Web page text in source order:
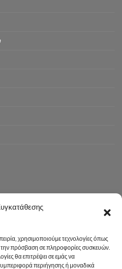
χρησιμοποιούμε τεχνολογίες όπως
πρόσβαση σε πληροφορίες συσκευών.
θα επιτρέψει σε εμάς να
περιήγησης ή μοναδικά